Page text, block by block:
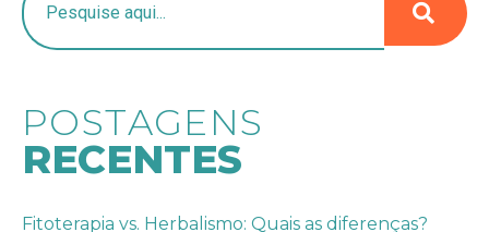
POSTAGENS
RECENTES
Fitoterapia vs. Herbalismo: Quais as diferenças?